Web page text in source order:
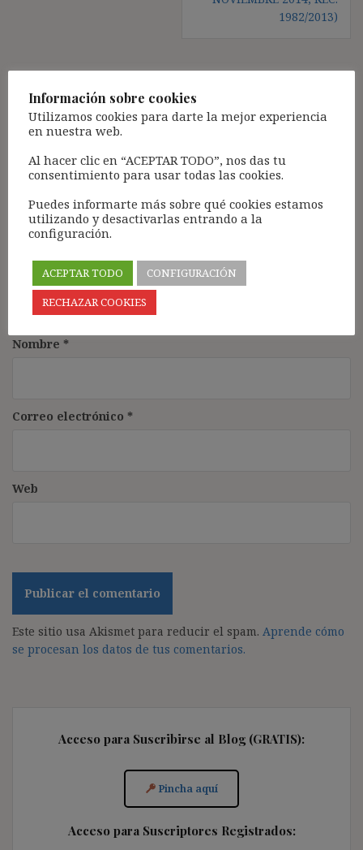
1982/2013)
Deja una respuesta
Tu dirección de correo electrónico no será publicada. Los
campos obligatorios están marcados con
Comentario*
Nombre *
Correo electrónico *
Web
Este sitio usa Akismet para reducir el spam. Aprende cómo
se procesan los datos de tus comentarios.
Acceso para Suscribirse al Blog (GRATIS):
Pincha aquí
Acceso para Suscriptores Registrados:
Información sobre cookies
Utilizamos cookies para darte la mejor experiencia
en nuestra web.
Al hacer clic en “ACEPTAR TODO”, nos das tu
consentimiento para usar todas las cookies.
Puedes informarte más sobre qué cookies estamos
utilizando y desactivarlas entrando a la
configuración.
ACEPTAR TODO
CONFIGURACIÓN
RECHAZAR COOKIES